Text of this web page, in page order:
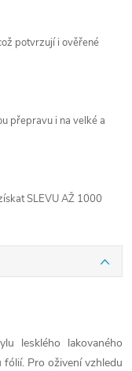
potvrzují i ověřené
přepravu i na velké a
SLEVU AŽ 1000
lesklého lakovaného
Pro oživení vzhledu